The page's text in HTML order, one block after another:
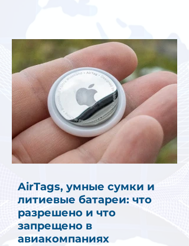
AirTags, умные сумки и
литиевые батареи: что
разрешено и что
запрещено в
авиакомпаниях